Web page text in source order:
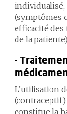
individualisé,
(symptômes
efficacité
de la
-
L’utilisation
(contraceptif)
constitue la